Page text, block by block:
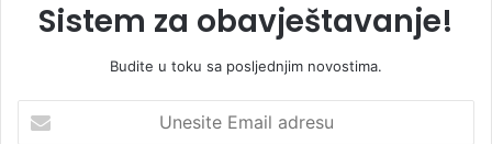
Sistem za obavještavanje!
Budite u toku sa posljednjim novostima.